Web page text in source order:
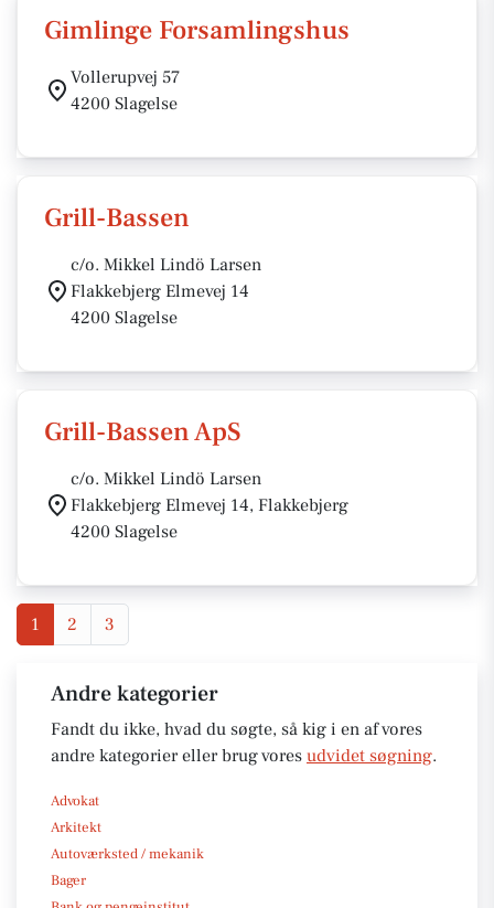
Gimlinge Forsamlingshus
Vollerupvej 57
4200 Slagelse
Grill-Bassen
c/o. Mikkel Lindö Larsen
Flakkebjerg Elmevej 14
4200 Slagelse
Grill-Bassen ApS
c/o. Mikkel Lindö Larsen
Flakkebjerg Elmevej 14, Flakkebjerg
4200 Slagelse
1 2 3
Andre kategorier
Fandt du ikke, hvad du søgte, så kig i en af vores
andre kategorier eller brug vores udvidet søgning.
Advokat
Arkitekt
Autoværksted / mekanik
Bager